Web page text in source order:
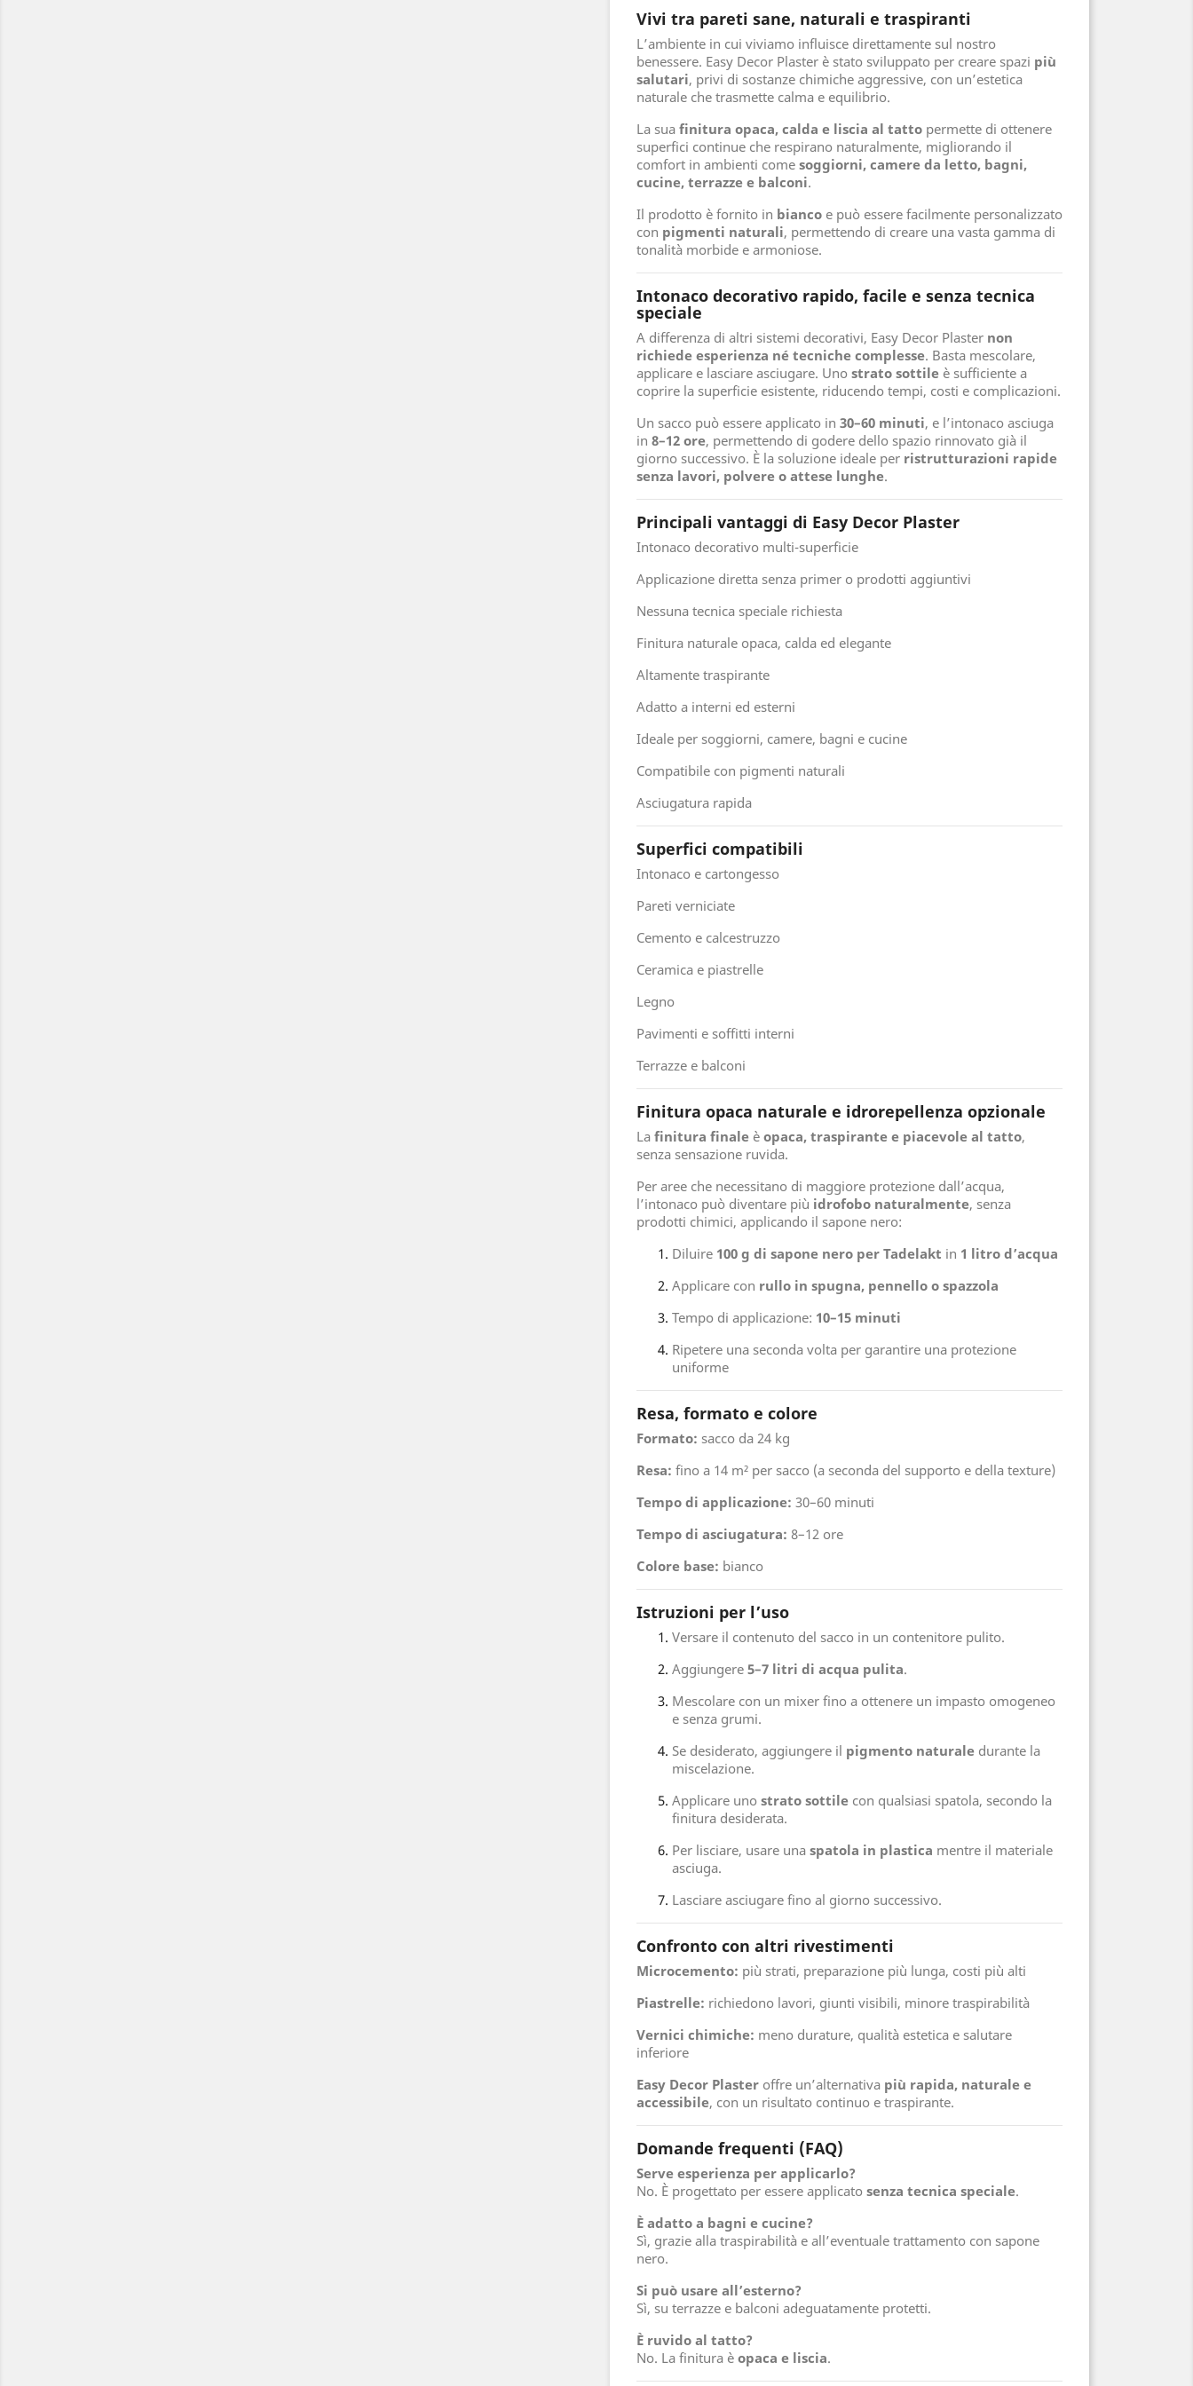
Vivi tra pareti sane, naturali e traspiranti
L’ambiente in cui viviamo influisce direttamente sul nostro
benessere. Easy Decor Plaster è stato sviluppato per creare spazi più
salutari, privi di sostanze chimiche aggressive, con un’estetica
naturale che trasmette calma e equilibrio.
La sua finitura opaca, calda e liscia al tatto permette di ottenere
superfici continue che respirano naturalmente, migliorando il
comfort in ambienti come soggiorni, camere da letto, bagni,
cucine, terrazze e balconi.
Il prodotto è fornito in bianco e può essere facilmente personalizzato
con pigmenti naturali, permettendo di creare una vasta gamma di
tonalità morbide e armoniose.
Intonaco decorativo rapido, facile e senza tecnica
speciale
A differenza di altri sistemi decorativi, Easy Decor Plaster non
richiede esperienza né tecniche complesse. Basta mescolare,
applicare e lasciare asciugare. Uno strato sottile è sufficiente a
coprire la superficie esistente, riducendo tempi, costi e complicazioni.
Un sacco può essere applicato in 30–60 minuti, e l’intonaco asciuga
in 8–12 ore, permettendo di godere dello spazio rinnovato già il
giorno successivo. È la soluzione ideale per ristrutturazioni rapide
senza lavori, polvere o attese lunghe.
Principali vantaggi di Easy Decor Plaster
Intonaco decorativo multi-superficie
Applicazione diretta senza primer o prodotti aggiuntivi
Nessuna tecnica speciale richiesta
Finitura naturale opaca, calda ed elegante
Altamente traspirante
Adatto a interni ed esterni
Ideale per soggiorni, camere, bagni e cucine
Compatibile con pigmenti naturali
Asciugatura rapida
Superfici compatibili
Intonaco e cartongesso
Pareti verniciate
Cemento e calcestruzzo
Ceramica e piastrelle
Legno
Pavimenti e soffitti interni
Terrazze e balconi
Finitura opaca naturale e idrorepellenza opzionale
La finitura finale è opaca, traspirante e piacevole al tatto,
senza sensazione ruvida.
Per aree che necessitano di maggiore protezione dall’acqua,
l’intonaco può diventare più idrofobo naturalmente, senza
prodotti chimici, applicando il sapone nero:
Diluire 100 g di sapone nero per Tadelakt in 1 litro d’acqua
Applicare con rullo in spugna, pennello o spazzola
Tempo di applicazione: 10–15 minuti
Ripetere una seconda volta per garantire una protezione
uniforme
Resa, formato e colore
Formato: sacco da 24 kg
Resa: fino a 14 m² per sacco (a seconda del supporto e della texture)
Tempo di applicazione: 30–60 minuti
Tempo di asciugatura: 8–12 ore
Colore base: bianco
Istruzioni per l’uso
Versare il contenuto del sacco in un contenitore pulito.
Aggiungere 5–7 litri di acqua pulita.
Mescolare con un mixer fino a ottenere un impasto omogeneo
e senza grumi.
Se desiderato, aggiungere il pigmento naturale durante la
miscelazione.
Applicare uno strato sottile con qualsiasi spatola, secondo la
finitura desiderata.
Per lisciare, usare una spatola in plastica mentre il materiale
asciuga.
Lasciare asciugare fino al giorno successivo.
Confronto con altri rivestimenti
Microcemento: più strati, preparazione più lunga, costi più alti
Piastrelle: richiedono lavori, giunti visibili, minore traspirabilità
Vernici chimiche: meno durature, qualità estetica e salutare
inferiore
Easy Decor Plaster offre un’alternativa più rapida, naturale e
accessibile, con un risultato continuo e traspirante.
Domande frequenti (FAQ)
Serve esperienza per applicarlo?
No. È progettato per essere applicato senza tecnica speciale.
È adatto a bagni e cucine?
Sì, grazie alla traspirabilità e all’eventuale trattamento con sapone
nero.
Si può usare all’esterno?
Sì, su terrazze e balconi adeguatamente protetti.
È ruvido al tatto?
No. La finitura è opaca e liscia.